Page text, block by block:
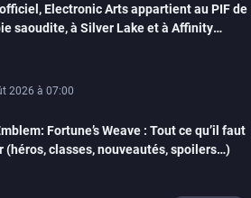
switch
switch 2
officiel, Electronic Arts appartient au PIF de
saoudite, à Silver Lake et à Affinity
2026 à 07:00
Fortune’s Weave : Tout ce qu’il faut
(héros, classes, nouveautés, spoilers…)